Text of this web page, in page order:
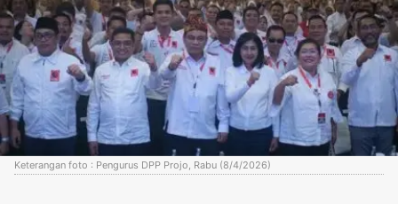
Keterangan foto : Pengurus DPP Projo, Rabu (8/4/2026)